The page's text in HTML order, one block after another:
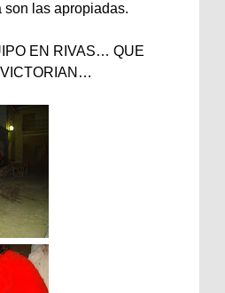
son las apropiadas.
EN RIVAS… QUE